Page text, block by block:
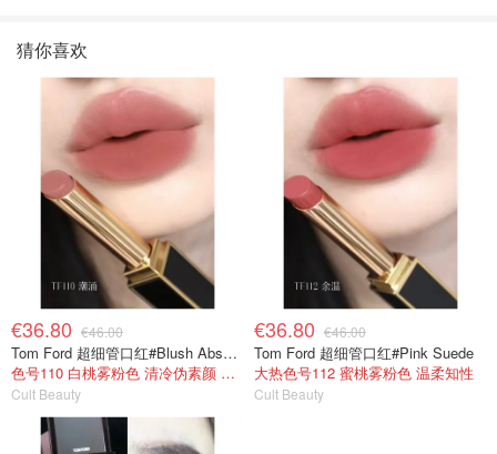
猜你喜欢
€36.80 €46.00
Tom Ford 超细管口红#Blush Absolute
色号110 白桃雾粉色 清冷伪素颜 纯净氧气感
Cult Beauty
€36.80 €46.00
Tom Ford 超细管口红#Pink Suede
大热色号112 蜜桃雾粉色 温柔知性
Cult Beauty